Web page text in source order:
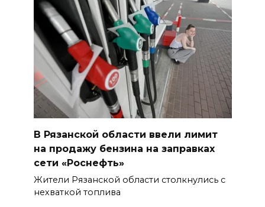
В Рязанской области ввели лимит
на продажу бензина на заправках
сети «Роснефть»
Жители Рязанской области столкнулись с
нехваткой топлива